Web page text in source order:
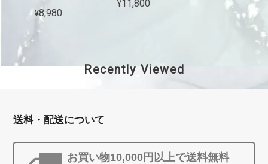
¥8,980
¥11,800
Recently Viewed
送料・配送について
お買い物10,000円以上で送料無料